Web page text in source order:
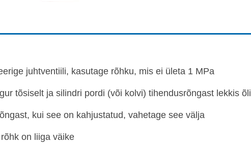
juhtventiili, kasutage rõhku, mis ei ületa 1 MPa
tõsiselt ja silindri pordi (või kolvi) tihendusrõngast lekkis õli
kui see on kahjustatud, vahetage see välja
on liiga väike